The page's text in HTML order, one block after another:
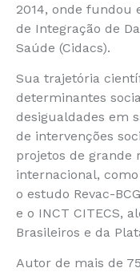
2014, onde fundou
de Integração de
Saúde (Cidacs).
Sua trajetória
determinantes
desigualdades em
de intervenções
projetos de grande
internacional,
o estudo Revac-
e o INCT CITECS,
Brasileiros e da
Autor de mais de